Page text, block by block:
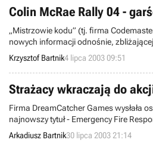
przygotowywaniem rodzinnego
Colin McRae Rally 04 -
„Mistrzowie kodu” (tj. firma
nowych informacji odnośnie,
rajdowej o nazwie Colin McRae Rally
potwierdziły się jednak wcześniejsze
docelowych platform sprzętowych -
wyłącznie na konsole: Sony PlayStation
pozostawiając tym samym posiadaczy
przysłowiowym lodzie...
Krzysztof Bartnik4 lipca 2003 09:51
Strażacy wkraczają do
Firma DreamCatcher Games wysłała
najnowszy tytuł - Emergency Fire
Department lub Fire Chief). Gra, której
Arkadiusz Bartnik30 lipca 2003 21:14